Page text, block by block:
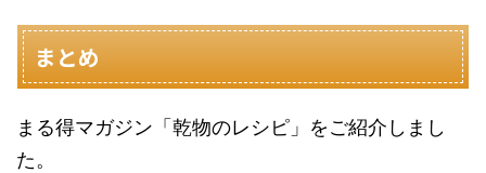
まとめ
まる得マガジン「乾物のレシピ」をご紹介しまし
た。